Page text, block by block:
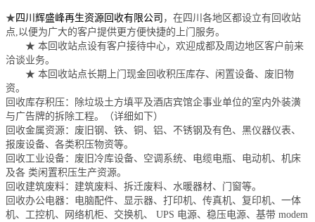
★ 四川辉盛峰再生资源回收有限公司 ，在四川各地区都设立有回收站
点,以便为广大的客户提供更方便快捷的上门服务。
★ 本回收站点设有客户接待中心，欢迎成都及周边地区客户前来
洽谈业务。
★ 本回收站点长期上门现金回收积压库存、闲置设备、废旧物
资。
回收库存积压：除垃圾土方填平及酒店宾馆企事业单位的室内外装潢
与广告牌的拆除工程。（详细如下）
回收金属资源：废旧钢、铁、铜、铝、不锈钢及有色、黑仪器仪表、
报废设备、各类积压物资等。
回收工业设备：废旧冷库设备、空调系统、电缆电瓶、电动机、机床
及各 类闲置积压生产资源。
回收建筑废料：建筑废料、拆迁废料、水暖器材、门窗等。
回收办公电器：电脑配件、显示器、打印机、传真机、复印机、一体
机、工控机、网络机柜、交换机、 UPS 电源、稳压电源、基带 modem